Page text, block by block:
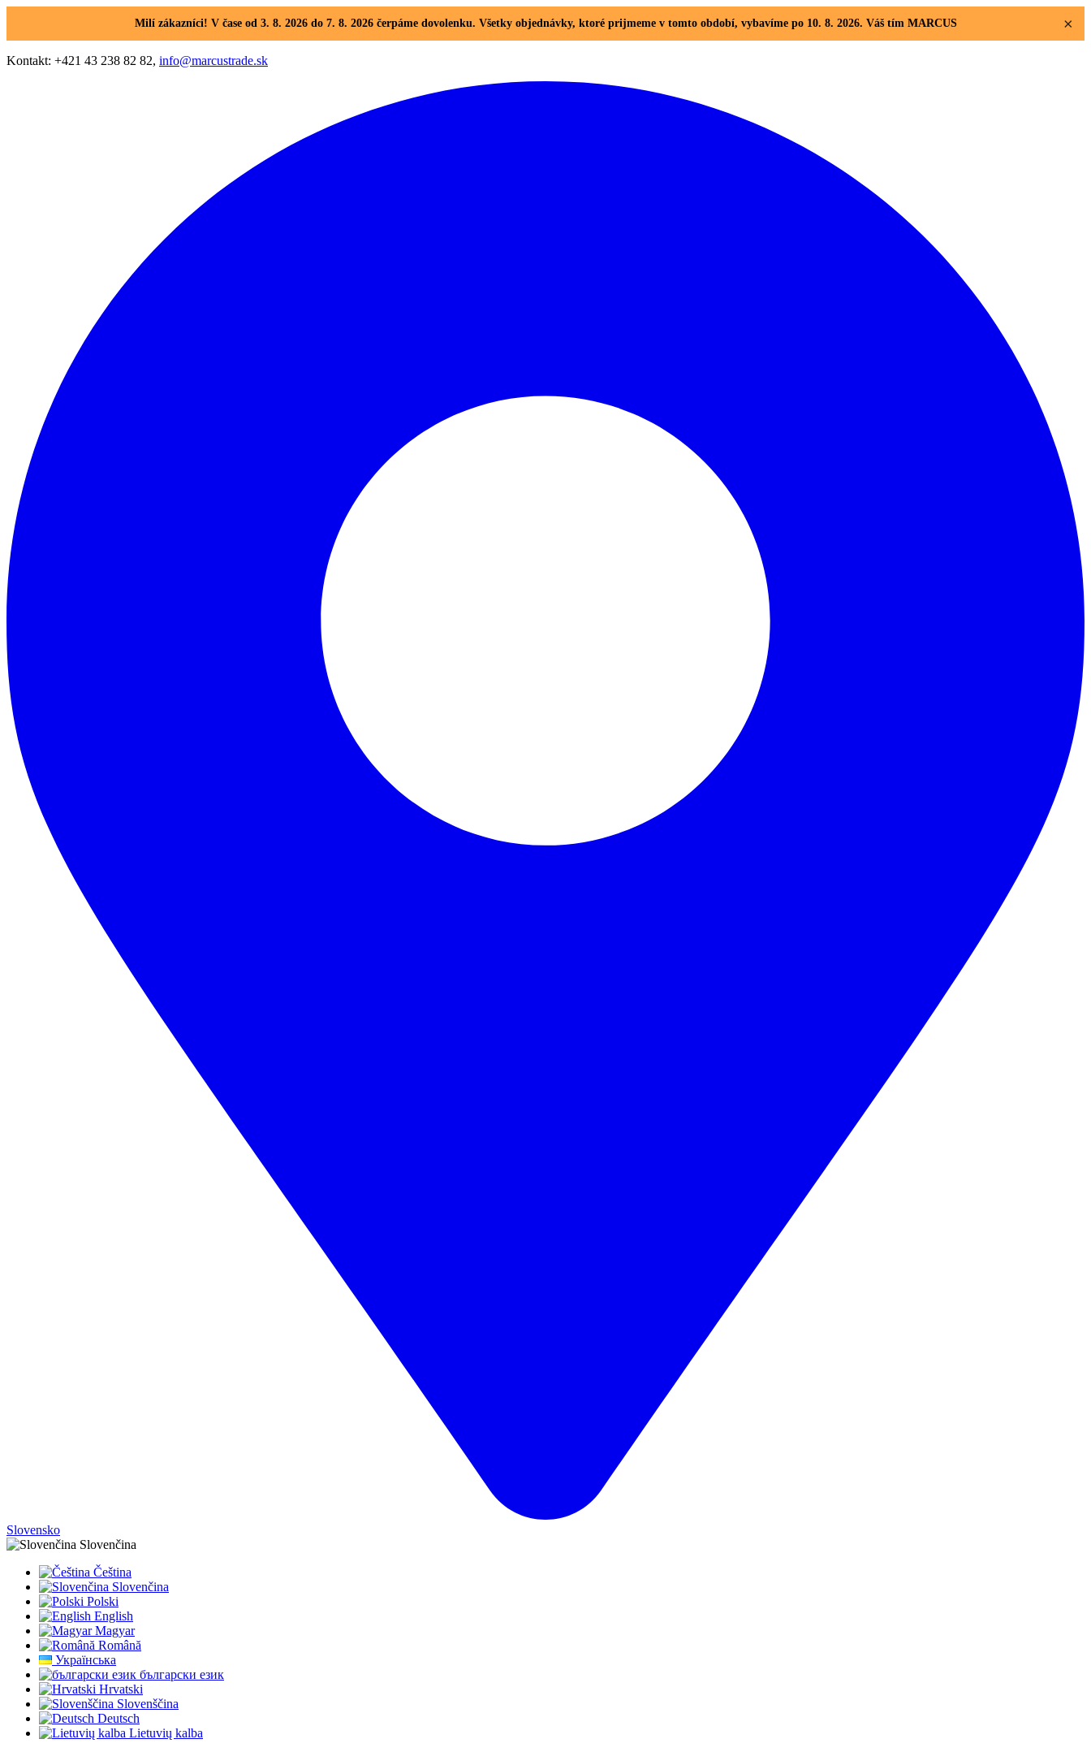
Milí zákazníci! V čase od 3. 8. 2026 do 7. 8. 2026 čerpáme dovolenku. Všetky objednávky, ktoré prijmeme v tomto období, vybavíme po 10. 8. 2026. Váš tím MARCUS ×
Kontakt: +421 43 238 82 82, info@marcustrade.sk
Slovensko
Slovenčina
Čeština
Slovenčina
Polski
English
Magyar
Română
Українська
български език
Hrvatski
Slovenščina
Deutsch
Lietuvių kalba